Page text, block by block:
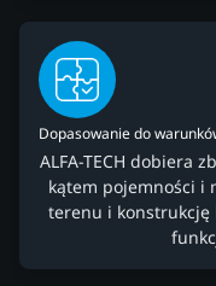
Dopasowanie do
ALFA-TECH dobiera
kątem pojemności i
terenu i konstrukcję